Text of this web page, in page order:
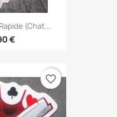
(chat...
€
favorite_border